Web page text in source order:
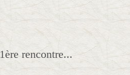
1ère rencontre...